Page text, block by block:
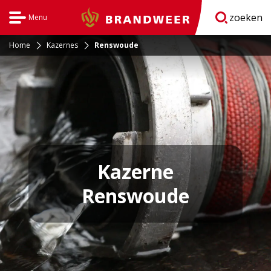
Menu Brandweer zoeken
Home Kazernes Renswoude
Kazerne
Renswoude